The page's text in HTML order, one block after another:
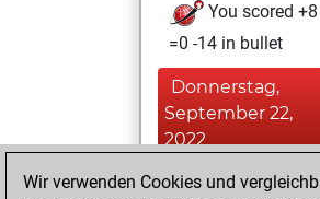
You scored +8
=0 -14 in bullet
Donnerstag,
September 22,
2022
You achieved
Wir verwenden Cookies und